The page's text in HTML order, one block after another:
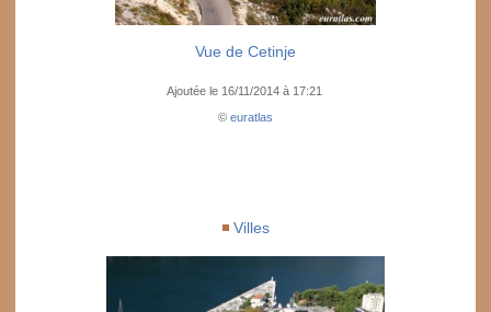
Vue de Cetinje
Ajoutée le 16/11/2014 à 17:21
© euratlas
Villes